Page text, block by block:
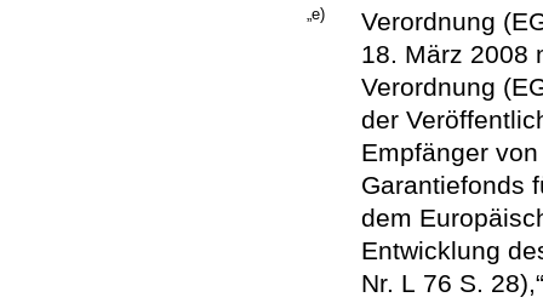
„e)
Verordnung
18. März 2008
Verordnung
der
Empfänger
Garantiefonds
dem
Entwicklung
Nr. L 76 S. 28),“